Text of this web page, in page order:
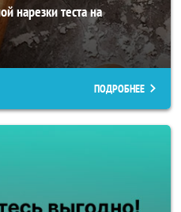
нарезки теста на
ПОДРОБНЕЕ